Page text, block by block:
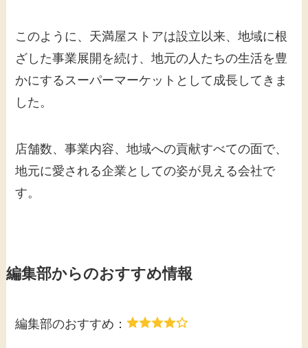
このように、天満屋ストアは設立以来、地域に根
ざした事業展開を続け、地元の人たちの生活を豊
かにするスーパーマーケットとして成長してきま
した。
店舗数、事業内容、地域への貢献すべての面で、
地元に愛される企業としての姿が見える会社で
す。
編集部からのおすすめ情報
編集部のおすすめ：